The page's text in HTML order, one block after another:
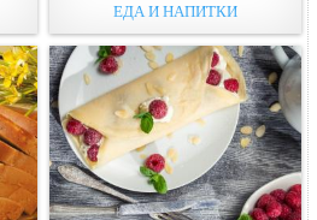
ЕДА И НАПИТКИ